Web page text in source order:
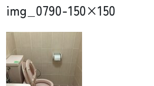
img_0790-150×150